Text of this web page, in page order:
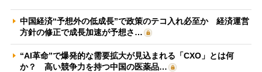
中国経済“予想外の低成長”で政策のテコ入れ必至か 経済運営
方針の修正で成長加速が予想さ…
“AI革命”で爆発的な需要拡大が見込まれる「CXO」とは何
か？ 高い競争力を持つ中国の医薬品…